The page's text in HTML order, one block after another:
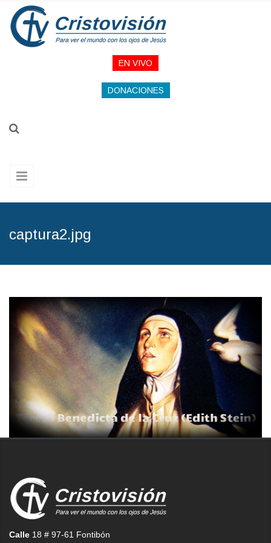
Pasar al contenido principal
EN VIVO
DONACIONES
captura2.jpg
Calle 18 # 97-61 Fontibón